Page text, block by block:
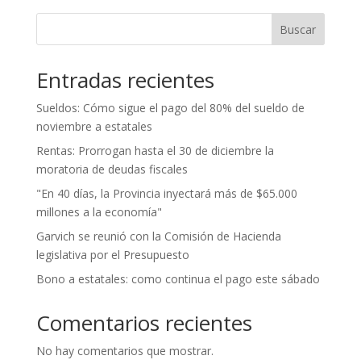
Buscar
Entradas recientes
Sueldos: Cómo sigue el pago del 80% del sueldo de
noviembre a estatales
Rentas: Prorrogan hasta el 30 de diciembre la
moratoria de deudas fiscales
"En 40 días, la Provincia inyectará más de $65.000
millones a la economía"
Garvich se reunió con la Comisión de Hacienda
legislativa por el Presupuesto
Bono a estatales: como continua el pago este sábado
Comentarios recientes
No hay comentarios que mostrar.